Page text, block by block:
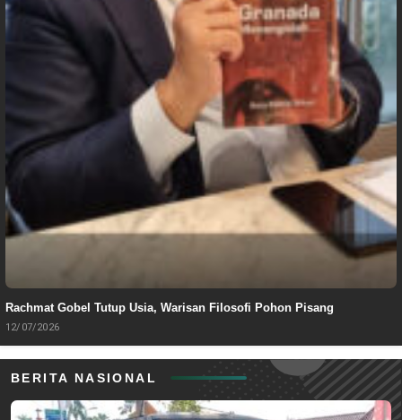
Rachmat Gobel Tutup Usia, Warisan Filosofi Pohon Pisang
12/07/2026
BERITA NASIONAL